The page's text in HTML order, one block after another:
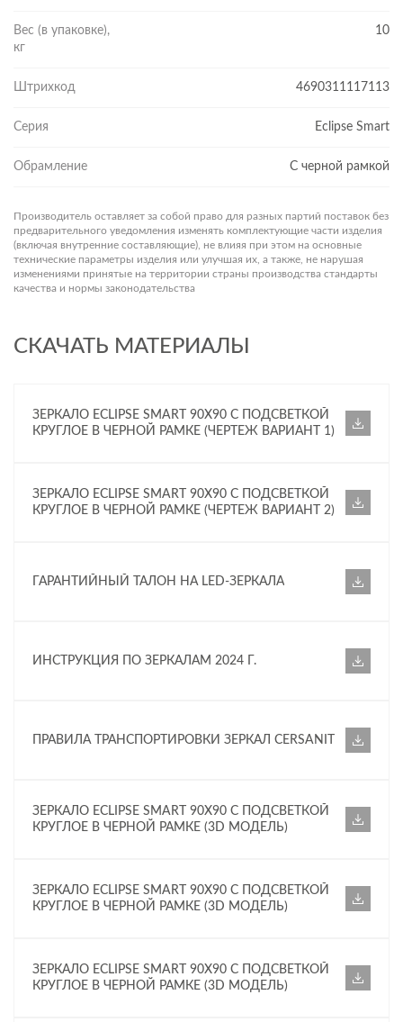
Вес (в упаковке),
кг
10
Штрихкод 4690311117113
Серия Eclipse Smart
Обрамление С черной рамкой
Производитель оставляет за собой право для разных партий поставок без
предварительного уведомления изменять комплектующие части изделия
(включая внутренние составляющие), не влияя при этом на основные
технические параметры изделия или улучшая их, а также, не нарушая
изменениями принятые на территории страны производства стандарты
качества и нормы законодательства
СКАЧАТЬ МАТЕРИАЛЫ
ЗЕРКАЛО ECLIPSE SMART 90X90 С ПОДСВЕТКОЙ
КРУГЛОЕ В ЧЕРНОЙ РАМКЕ (ЧЕРТЕЖ ВАРИАНТ 1)
ЗЕРКАЛО ECLIPSE SMART 90X90 С ПОДСВЕТКОЙ
КРУГЛОЕ В ЧЕРНОЙ РАМКЕ (ЧЕРТЕЖ ВАРИАНТ 2)
ГАРАНТИЙНЫЙ ТАЛОН НА LED-ЗЕРКАЛА
ИНСТРУКЦИЯ ПО ЗЕРКАЛАМ 2024 Г.
ПРАВИЛА ТРАНСПОРТИРОВКИ ЗЕРКАЛ CERSANIT
ЗЕРКАЛО ECLIPSE SMART 90X90 С ПОДСВЕТКОЙ
КРУГЛОЕ В ЧЕРНОЙ РАМКЕ (3D МОДЕЛЬ)
ЗЕРКАЛО ECLIPSE SMART 90X90 С ПОДСВЕТКОЙ
КРУГЛОЕ В ЧЕРНОЙ РАМКЕ (3D МОДЕЛЬ)
ЗЕРКАЛО ECLIPSE SMART 90X90 С ПОДСВЕТКОЙ
КРУГЛОЕ В ЧЕРНОЙ РАМКЕ (3D МОДЕЛЬ)